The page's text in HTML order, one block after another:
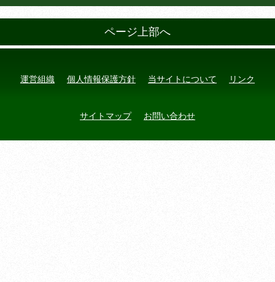
ページ上部へ
運営組織 個人情報保護方針 当サイトについて リンク
サイトマップ お問い合わせ